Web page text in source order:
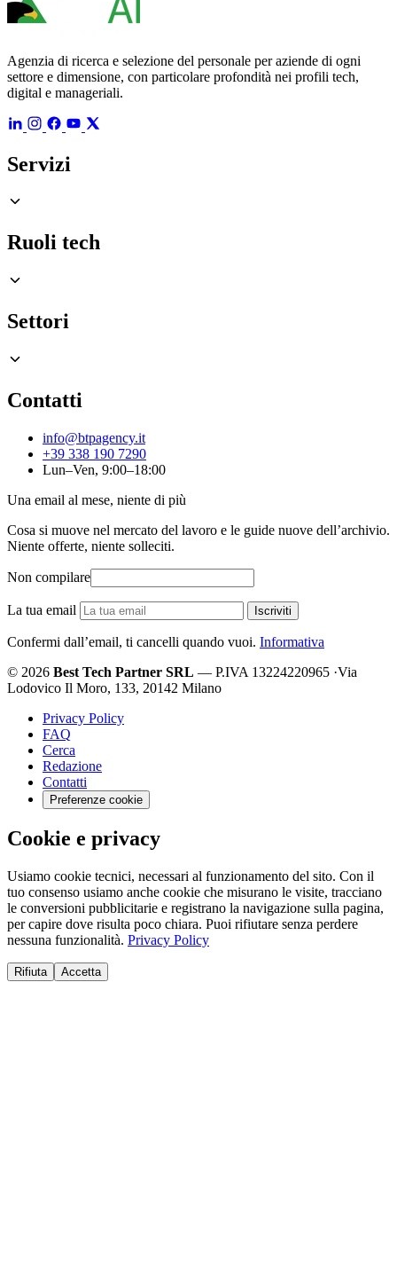
Agenzia di ricerca e selezione del personale per aziende di ogni
settore e dimensione, con particolare profondità nei profili tech,
digital e manageriali.
Servizi
Ruoli tech
Settori
Contatti
info@btpagency.it
+39 338 190 7290
Lun–Ven, 9:00–18:00
Una email al mese, niente di più
Cosa si muove nel mercato del lavoro e le guide nuove dell’archivio.
Niente offerte, niente solleciti.
Non compilare
La tua email Iscriviti
Confermi dall’email, ti cancelli quando vuoi. Informativa
© 2026 Best Tech Partner SRL — P.IVA 13224220965 ·Via
Lodovico Il Moro, 133, 20142 Milano
Privacy Policy
FAQ
Cerca
Redazione
Contatti
Preferenze cookie
Cookie e privacy
Usiamo cookie tecnici, necessari al funzionamento del sito. Con il
tuo consenso usiamo anche cookie che misurano le visite, tracciano
le conversioni pubblicitarie e registrano la navigazione sulla pagina,
per capire dove risulta poco chiara. Puoi rifiutare senza perdere
nessuna funzionalità. Privacy Policy
Rifiuta Accetta